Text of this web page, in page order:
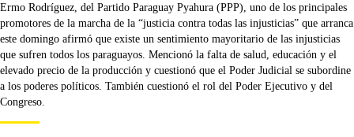
Ermo Rodríguez, del Partido Paraguay Pyahura (PPP), uno de los principales
promotores de la marcha de la “justicia contra todas las injusticias” que arranca
este domingo afirmó que existe un sentimiento mayoritario de las injusticias
que sufren todos los paraguayos. Mencionó la falta de salud, educación y el
elevado precio de la producción y cuestionó que el Poder Judicial se subordine
a los poderes políticos. También cuestionó el rol del Poder Ejecutivo y del
Congreso.